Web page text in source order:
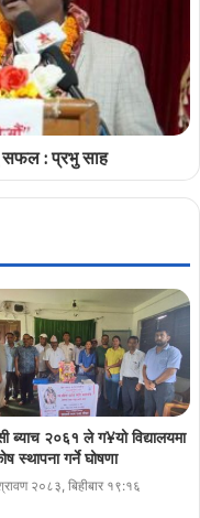
सफल : प्रभु साह
ब्याच २०६१ ले ग¥यो विद्यालयमा
स्थापना गर्ने घोषणा
२०८३, बिहीबार १९:१६